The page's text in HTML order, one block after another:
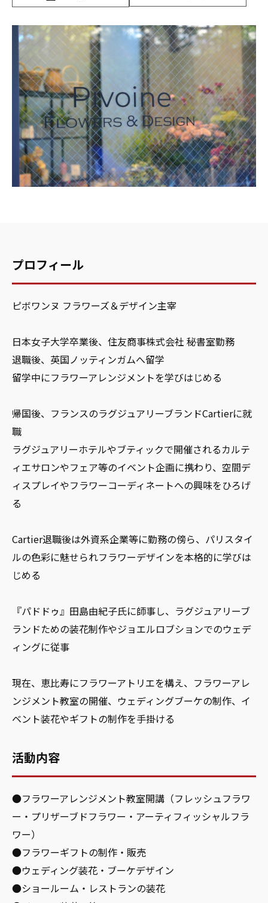
プロフィール
ピボワンヌ フラワーズ＆デザイン主宰
日本女子大学卒業後、住友商事株式会社 秘書室勤務
退職後、英国ノッティンガムへ留学
留学中にフラワーアレンジメントを学びはじめる
帰国後、フランスのラグジュアリーブランドCartierに就
職
ラグジュアリーホテルやブティックで開催されるカルテ
ィエサロンやフェア等のイベント企画に携わり、空間デ
ィスプレイやフラワーコーディネートへの興味をひろげ
る
Cartier退職後は外資系企業等に勤務の傍ら、パリスタイ
ルの色彩に魅せられフラワーデザインを本格的に学びは
じめる
『パドドゥ』田島由紀子氏に師事し、ラグジュアリーブ
ランドための装花制作やジョエルロブションでのウェデ
ィングに従事
現在、恵比寿にフラワーアトリエを構え、フラワーアレ
ンジメント教室の開催、ウェディングブーケの制作、イ
ベント装花やギフトの制作を手掛ける
活動内容
●フラワーアレンジメント教室開講（フレッシュフラワ
ー・プリザーブドフラワー・アーティフィッシャルフラ
ワー）
●フラワーギフトの制作・販売
●ウェディング装花・ブーケデザイン
●ショールーム・レストランの装花